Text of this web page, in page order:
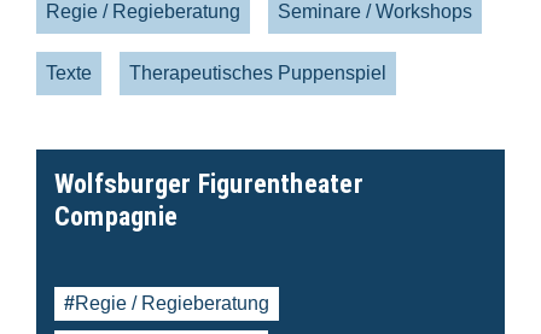
Regie / Regieberatung Seminare / Workshops
Texte Therapeutisches Puppenspiel
Wolfsburger Figurentheater
Compagnie
Regie / Regieberatung